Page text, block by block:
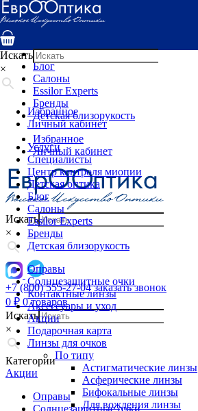
Услуги
Специалисты
Детская оптика
Блог
Салоны
Essilor Experts
Бренды
Детская близорукость
Избранное
Личный кабинет
Искать
×
+7 (800) 555-27-04 заказать звонок
0 ₽ 0 товаров
Искать
×
Категории
Акции
Оправы
Солнцезащитные очки
Искать
×
Избранное
Личный кабинет
Услуги
Специалисты
Центр контроля миопии
Детская оптика
Блог
Салоны
Essilor Experts
Бренды
Детская близорукость
Оправы
Солнцезащитные очки
Контактные линзы
Аксессуары и уход
Акции
Подарочная карта
Линзы для очков
По типу
Астигматические линзы
Асферические линзы
Бифокальные линзы
Для вождения линзы